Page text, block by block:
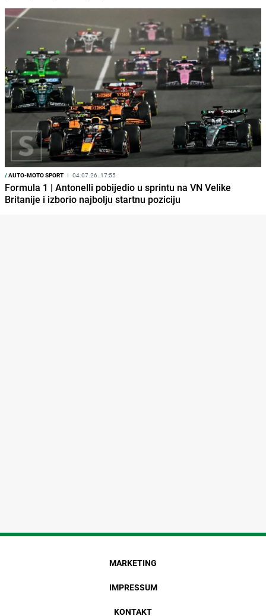
/AUTO-MOTO SPORT I 04.07.26. 17:55
Formula 1 | Antonelli pobijedio u sprintu na VN Velike
Britanije i izborio najbolju startnu poziciju
MARKETING
IMPRESSUM
KONTAKT